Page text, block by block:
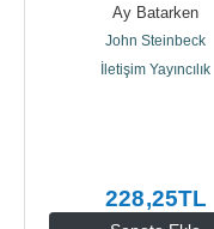
Ay Batarken
John Steinbeck
İletişim Yayıncılık
228,25TL